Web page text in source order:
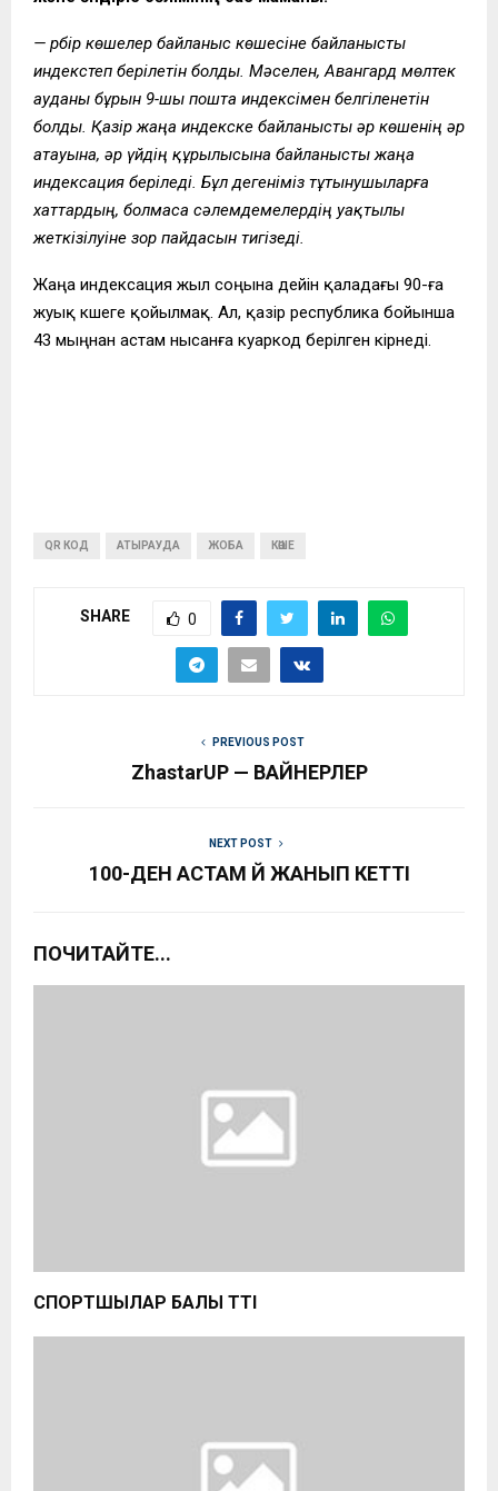
— Әрбір көшелер байланыс көшесіне байланысты
индекстеп берілетін болды. Мәселен, Авангард мөлтек
ауданы бұрын 9-шы пошта индексімен белгіленетін
болды. Қазір жаңа индекске байланысты әр көшенің әр
атауына, әр үйдің құрылысына байланысты жаңа
индексация беріледі. Бұл дегеніміз тұтынушыларға
хаттардың, болмаса сәлемдемелердің уақтылы
жеткізілуіне зор пайдасын тигізеді.
Жаңа индексация жыл соңына дейін қаладағы 90-ға
жуық көшеге қойылмақ. Ал, қазір республика бойынша
43 мыңнан астам нысанға куаркод берілген көірнеді.
QR КОД АТЫРАУДА ЖОБА КӨШЕ
SHARE 0
PREVIOUS POST
ZhastarUP — ВАЙНЕРЛЕР
NEXT POST
100-ДЕН АСТАМ ҮЙ ЖАНЫП КЕТТІ
ПОЧИТАЙТЕ...
СПОРТШЫЛАР БАЛЫ ӨТТІ